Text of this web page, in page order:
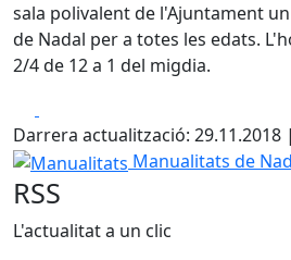
sala polivalent de l'Ajuntament
de Nadal per a totes les edats.
2/4 de 12 a 1 del migdia.
Darrera actualització: 29.11.2018
Manualitats
Manualitats de
RSS
L'actualitat a un clic